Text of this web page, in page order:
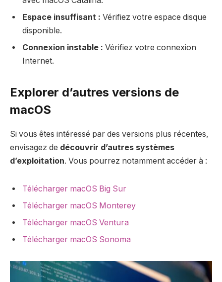
Espace insuffisant : Vérifiez votre espace disque
disponible.
Connexion instable : Vérifiez votre connexion
Internet.
Explorer d’autres versions de
macOS
Si vous êtes intéressé par des versions plus récentes,
envisagez de découvrir d’autres systèmes
d’exploitation. Vous pourrez notamment accéder à :
Télécharger macOS Big Sur
Télécharger macOS Monterey
Télécharger macOS Ventura
Télécharger macOS Sonoma